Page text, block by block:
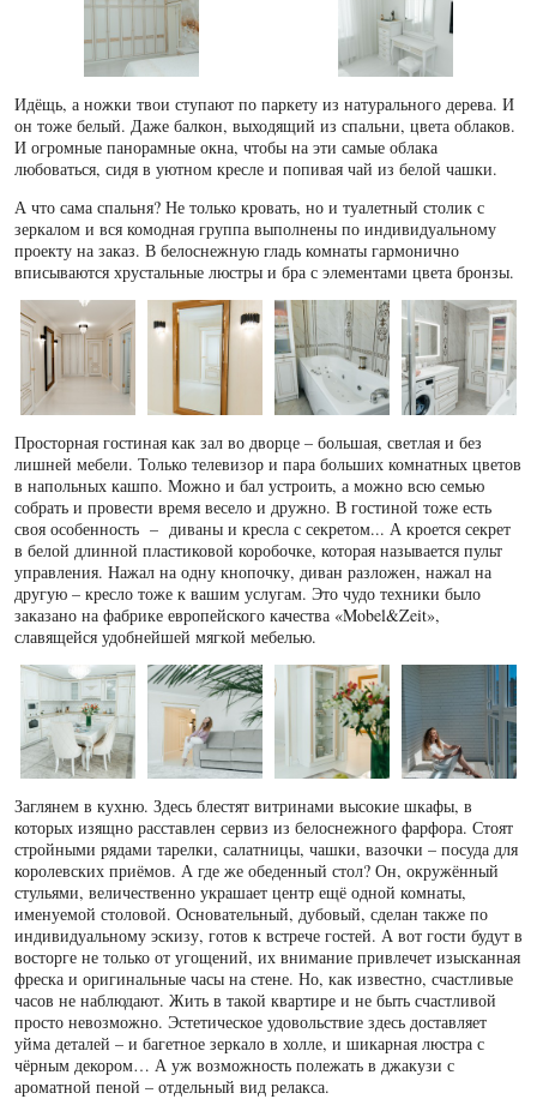
Идёщь, а ножки твои ступают по паркету из натурального дерева. И
он тоже белый. Даже балкон, выходящий из спальни, цвета облаков.
И огромные панорамные окна, чтобы на эти самые облака
любоваться, сидя в уютном кресле и попивая чай из белой чашки.
А что сама спальня? Не только кровать, но и туалетный столик с
зеркалом и вся комодная группа выполнены по индивидуальному
проекту на заказ. В белоснежную гладь комнаты гармонично
вписываются хрустальные люстры и бра с элементами цвета бронзы.
Просторная гостиная как зал во дворце – большая, светлая и без
лишней мебели. Только телевизор и пара больших комнатных цветов
в напольных кашпо. Можно и бал устроить, а можно всю семью
собрать и провести время весело и дружно. В гостиной тоже есть
своя особенность – диваны и кресла с секретом... А кроется секрет
в белой длинной пластиковой коробочке, которая называется пульт
управления. Нажал на одну кнопочку, диван разложен, нажал на
другую – кресло тоже к вашим услугам. Это чудо техники было
заказано на фабрике европейского качества «Mobel&Zeit»,
славящейся удобнейшей мягкой мебелью.
Заглянем в кухню. Здесь блестят витринами высокие шкафы, в
которых изящно расставлен сервиз из белоснежного фарфора. Стоят
стройными рядами тарелки, салатницы, чашки, вазочки – посуда для
королевских приёмов. А где же обеденный стол? Он, окружённый
стульями, величественно украшает центр ещё одной комнаты,
именуемой столовой. Основательный, дубовый, сделан также по
индивидуальному эскизу, готов к встрече гостей. А вот гости будут в
восторге не только от угощений, их внимание привлечет изысканная
фреска и оригинальные часы на стене. Но, как известно, счастливые
часов не наблюдают. Жить в такой квартире и не быть счастливой
просто невозможно. Эстетическое удовольствие здесь доставляет
уйма деталей – и багетное зеркало в холле, и шикарная люстра с
чёрным декором… А уж возможность полежать в джакузи с
ароматной пеной – отдельный вид релакса.